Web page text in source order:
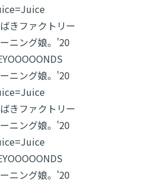
きファクトリー
ニング娘。'20
ニング娘。'20
きファクトリー
ニング娘。'20
ニング娘。'20